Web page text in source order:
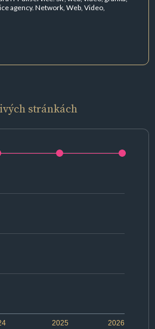
agency. Network, Web, Video,
stránkách
2026
2025